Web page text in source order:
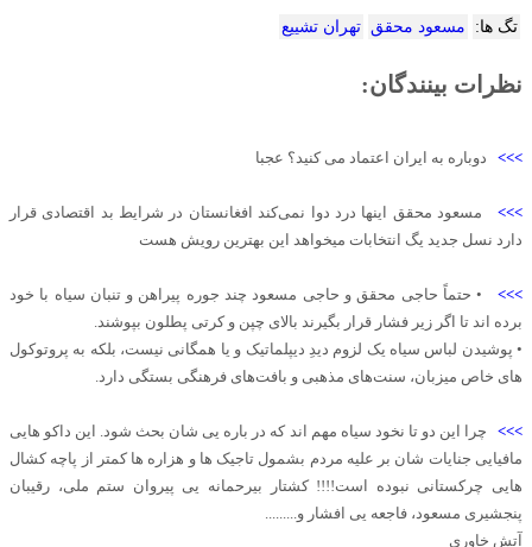
تگ ها: مسعود محقق تهران تشییع
نظرات بینندگان:
>>> دوباره به ایران اعتماد می کنید؟ عجبا
>>> مسعود محقق اینها درد دوا نمی‌کند افغانستان در شرایط بد اقتصادی قرار
دارد نسل جدید یگ انتخابات میخواهد این بهترین رویش هست
>>> • حتماً حاجی محقق و حاجی مسعود چند جوره پیراهن و تنبان سیاه با خود
برده اند تا اگر زیر فشار قرار بگیرند بالای چپن و کرتی پطلون بپوشند.
• پوشیدن لباس سیاه یک لزوم دیدِ دیپلماتیک و یا همگانی نیست، بلکه به پروتوکول
های خاص میزبان، سنت‌های مذهبی و بافت‌های فرهنگی بستگی دارد.
>>> چرا این دو تا نخود سیاه مهم اند که در باره یی شان بحث شود. این داکو هایی
مافیایی جنایات شان بر علیه مردم بشمول تاجیک ها و هزاره ها کمتر از پاچه کشال
هایی چرکستانی نبوده است!!!! کشتار بیرحمانه یی پیروان ستم ملی، رقیبان
پنجشیری مسعود، فاجعه یی افشار و.........
آتش خاوری